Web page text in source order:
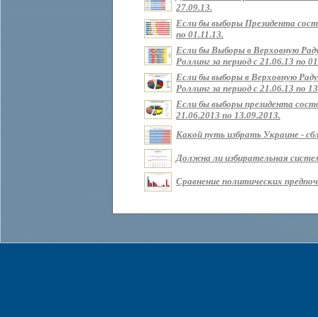
27.09.13.
Если бы выборы Президента
по 01.11.13.
Если бы Выборы в Верховную
Роллинг за период с 21.06.13 по
Если бы выборы в Верховную
Роллинг за период с 21.06.13 по
Если бы выборы президента
21.06.2013 по 13.09.2013.
Какой путь избрать Украине -
Должна ли избирательная
Сравнение политических